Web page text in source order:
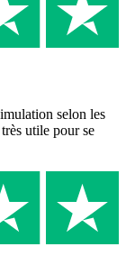
selon les
utile pour se